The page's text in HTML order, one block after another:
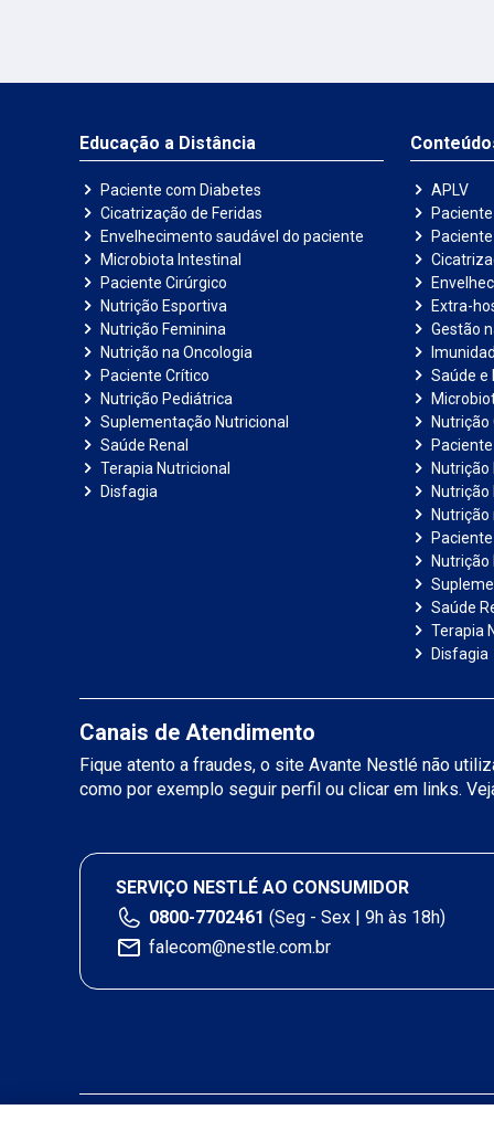
Educação a Distância
Paciente com Diabetes
Cicatrização de Feridas
Envelhecimento saudável do paciente
Microbiota Intestinal
Paciente Cirúrgico
Nutrição Esportiva
Nutrição Feminina
Nutrição na Oncologia
Paciente Crítico
Nutrição Pediátrica
Suplementação Nutricional
Saúde Renal
Terapia Nutricional
Disfagia
APLV
Extra-
Gestão
Saúde e
Nutrição
Nutrição
Nutrição
Nutrição
Saúde
Terapia
Disfagia
Canais de Atendimento
Fique atento a fraudes, o site Avante Nestlé não
como por exemplo seguir perfil ou clicar em links.
SERVIÇO NESTLÉ AO CONSUMIDOR
0800-7702461 (Seg - Sex | 9h às 18h)
falecom@nestle.com.br